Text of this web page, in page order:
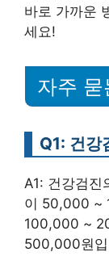
바로 가까운
세요!
자주 묻
Q1: 건강
A1: 건강검진
이 50,000 ~
100,000 ~
500,000원